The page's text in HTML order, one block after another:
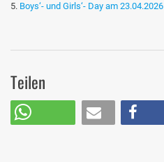
Boys‘- und Girls‘- Day am 23.04.2026
Teilen